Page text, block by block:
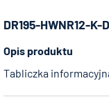
DR195-HWNR12-
Opis produktu
Tabliczka